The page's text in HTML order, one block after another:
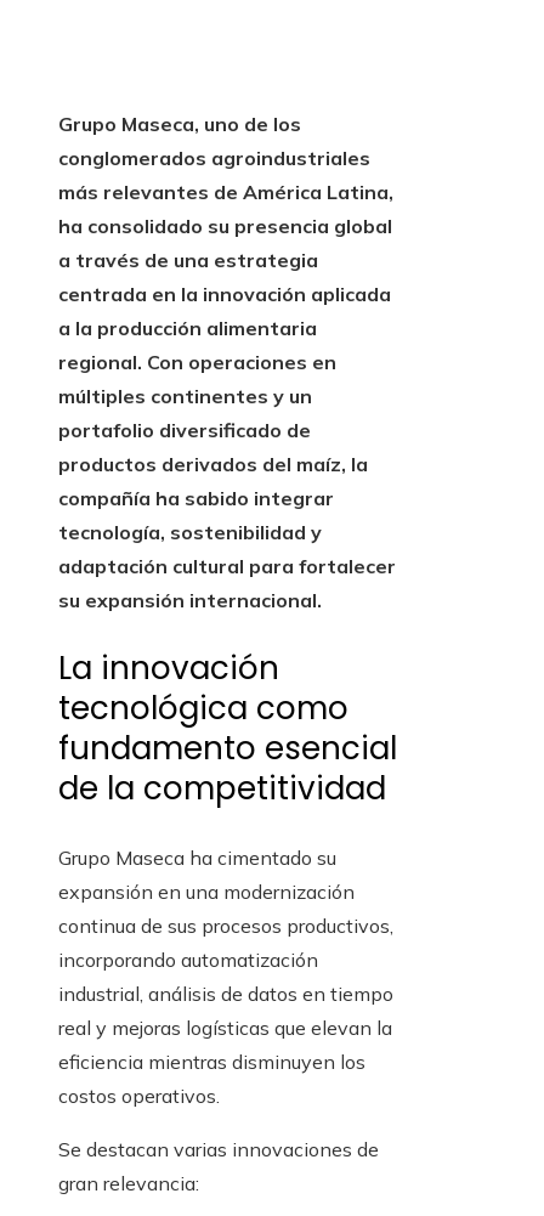
Grupo Maseca, uno de los
conglomerados agroindustriales
más relevantes de América Latina,
ha consolidado su presencia global
a través de una estrategia
centrada en la innovación aplicada
a la producción alimentaria
regional. Con operaciones en
múltiples continentes y un
portafolio diversificado de
productos derivados del maíz, la
compañía ha sabido integrar
tecnología, sostenibilidad y
adaptación cultural para fortalecer
su expansión internacional.
La innovación
tecnológica como
fundamento esencial
de la competitividad
Grupo Maseca ha cimentado su
expansión en una modernización
continua de sus procesos productivos,
incorporando automatización
industrial, análisis de datos en tiempo
real y mejoras logísticas que elevan la
eficiencia mientras disminuyen los
costos operativos.
Se destacan varias innovaciones de
gran relevancia: